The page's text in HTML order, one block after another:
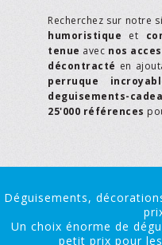
Recherchez sur notre
humoristique et
tenue avec nos
décontracté en
perruque
deguisements-
25'000 références
Déguisements,
Un choix énorme de
petit prix pour